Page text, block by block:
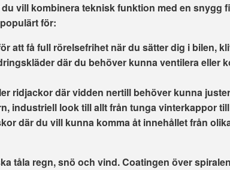
vill kombinera teknisk funktion med en snygg
för:
att få full rörelsefrihet när du sätter dig i bilen,
där du behöver kunna ventilera eller
ridjackor där vidden nertill behöver kunna
industriell look till allt från tunga vinterkappor
där du vill kunna komma åt innehållet från
tåla regn, snö och vind. Coatingen över